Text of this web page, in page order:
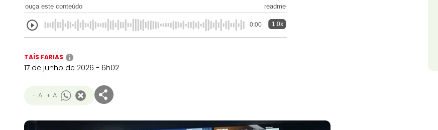
ouça este conteúdo readme
0:00 1.0x
TAÍS FARIAS i
17 de junho de 2026 - 6h02
- A + A